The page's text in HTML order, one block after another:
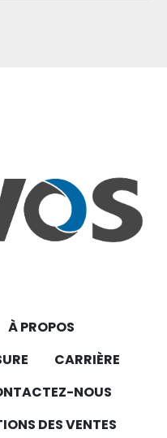
À PROPOS
CARRIÈRE
NOUS
DES VENTES